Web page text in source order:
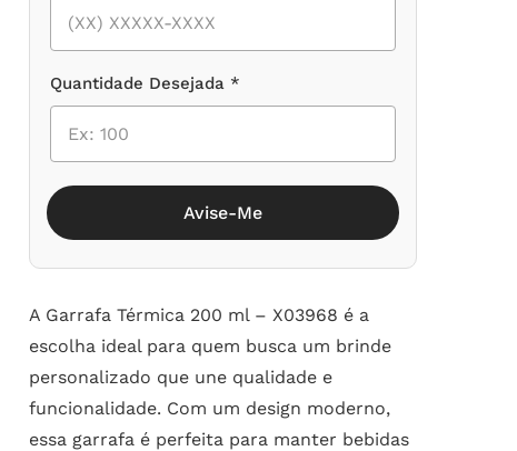
Quantidade Desejada *
Avise-Me
A Garrafa Térmica 200 ml – X03968 é a
escolha ideal para quem busca um brinde
personalizado que une qualidade e
funcionalidade. Com um design moderno,
essa garrafa é perfeita para manter bebidas